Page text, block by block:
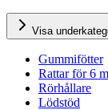
Visa
Gummifötter
Rattar för 6
Rörhållare
Lödstöd